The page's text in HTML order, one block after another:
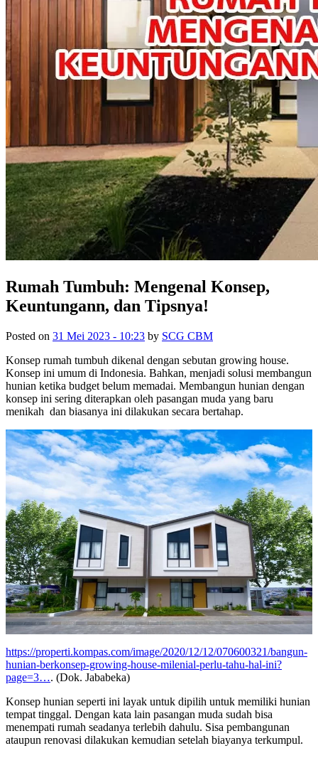
Rumah Tumbuh: Mengenal Konsep,
Keuntungann, dan Tipsnya!
Posted on 31 Mei 2023 - 10:23 by SCG CBM
Konsep rumah tumbuh dikenal dengan sebutan growing house.
Konsep ini umum di Indonesia. Bahkan, menjadi solusi membangun
hunian ketika budget belum memadai. Membangun hunian dengan
konsep ini sering diterapkan oleh pasangan muda yang baru
menikah dan biasanya ini dilakukan secara bertahap.
https://properti.kompas.com/image/2020/12/12/070600321/bangun-
hunian-berkonsep-growing-house-milenial-perlu-tahu-hal-ini?
page=3…. (Dok. Jababeka)
Konsep hunian seperti ini layak untuk dipilih untuk memiliki hunian
tempat tinggal. Dengan kata lain pasangan muda sudah bisa
menempati rumah seadanya terlebih dahulu. Sisa pembangunan
ataupun renovasi dilakukan kemudian setelah biayanya terkumpul.